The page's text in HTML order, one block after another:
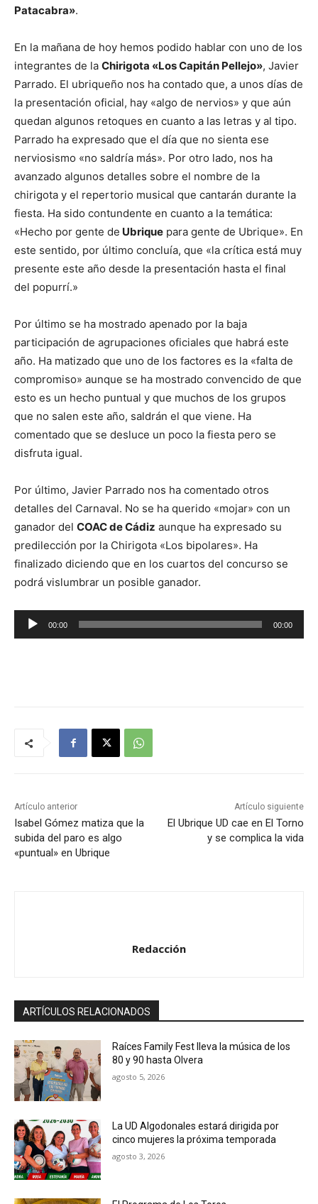
Patacabra».
En la mañana de hoy hemos podido hablar con uno de los
integrantes de la Chirigota «Los Capitán Pellejo», Javier
Parrado. El ubriqueño nos ha contado que, a unos días de
la presentación oficial, hay «algo de nervios» y que aún
quedan algunos retoques en cuanto a las letras y al tipo.
Parrado ha expresado que el día que no sienta ese
nerviosismo «no saldría más». Por otro lado, nos ha
avanzado algunos detalles sobre el nombre de la
chirigota y el repertorio musical que cantarán durante la
fiesta. Ha sido contundente en cuanto a la temática:
«Hecho por gente de Ubrique para gente de Ubrique». En
este sentido, por último concluía, que «la crítica está muy
presente este año desde la presentación hasta el final
del popurrí.»
Por último se ha mostrado apenado por la baja
participación de agrupaciones oficiales que habrá este
año. Ha matizado que uno de los factores es la «falta de
compromiso» aunque se ha mostrado convencido de que
esto es un hecho puntual y que muchos de los grupos
que no salen este año, saldrán el que viene. Ha
comentado que se desluce un poco la fiesta pero se
disfruta igual.
Por último, Javier Parrado nos ha comentado otros
detalles del Carnaval. No se ha querido «mojar» con un
ganador del COAC de Cádiz aunque ha expresado su
predilección por la Chirigota «Los bipolares». Ha
finalizado diciendo que en los cuartos del concurso se
podrá vislumbrar un posible ganador.
e
r
d
e
a
00:00 00:00
Artículo anterior
Isabel Gómez matiza que la
subida del paro es algo
«puntual» en Ubrique
Artículo siguiente
El Ubrique UD cae en El Torno
y se complica la vida
Redacción
ARTÍCULOS RELACIONADOS
Raíces Family Fest lleva la música de los
80 y 90 hasta Olvera
agosto 5, 2026
La UD Algodonales estará dirigida por
cinco mujeres la próxima temporada
agosto 3, 2026